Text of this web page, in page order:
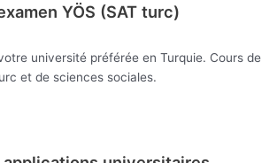
YÖS (SAT turc)
université préférée en Turquie. Cours de
et de sciences sociales.